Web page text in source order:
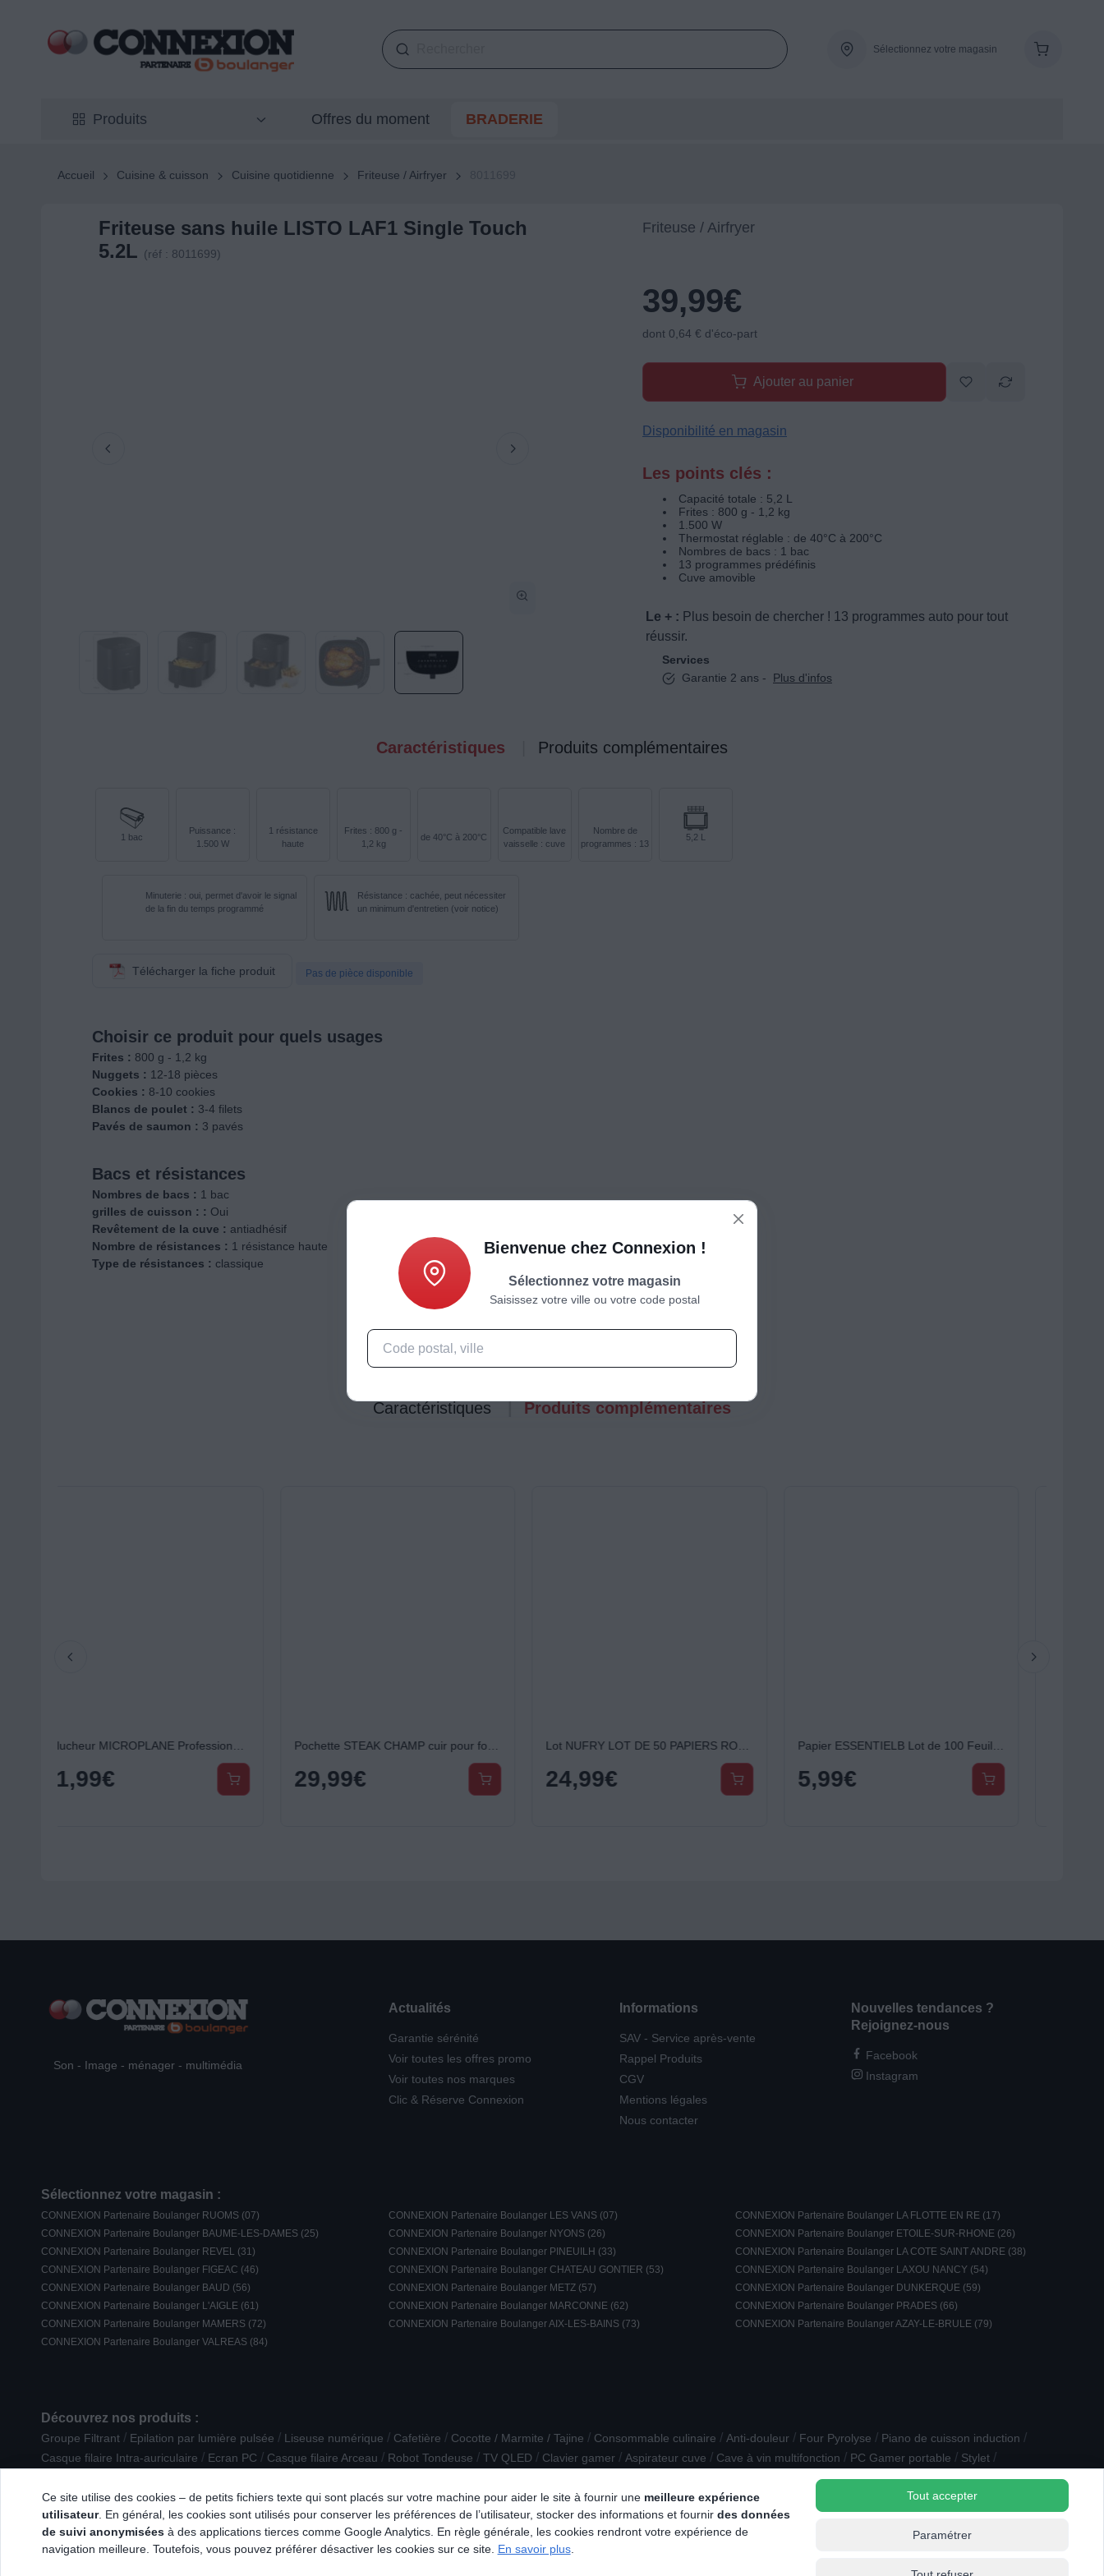
Sélectionnez votre magasin
Produits Offres du moment BRADERIE
Accueil Cuisine & cuisson Cuisine quotidienne Friteuse / Airfryer
Friteuse sans huile LISTO LAF1 Single Touch
5.2L (réf : 8011699)
Friteuse / Airfryer
39,99€
dont 0,64 € d'éco-part
Ajouter au panier
Disponibilité en magasin
Les points clés :
Capacité totale : 5,2 L
Frites : 800 g - 1,2 kg
1.500 W
Thermostat réglable : de 40°C à 200°C
Nombres de bacs : 1 bac
13 programmes prédéfinis
Cuve amovible
Le + : Plus besoin de chercher ! 13 programmes auto pour tout
réussir.
Services
Garantie 2 ans -
Plus d'infos
Caractéristiques Produits complémentaires
1 bac
Puissance :
1.500 W
1 résistance
haute
Frites : 800 g -
1,2 kg
de 40°C à 200°C
Compatible lave
vaisselle : cuve
Nombre de
programmes : 13
5,2 L
Minuterie : oui, permet d'avoir le signal
de la fin du temps programmé
Résistance : cachée, peut nécessiter
un minimum d'entretien (voir notice)
Télécharger la fiche produit Pas de pièce disponible
Choisir ce produit pour quels usages
Frites : 800 g - 1,2 kg
Nuggets : 12-18 pièces
Cookies : 8-10 cookies
Blancs de poulet : 3-4 filets
Pavés de saumon : 3 pavés
Bacs et résistances
Nombres de bacs : 1 bac
grilles de cuisson : : Oui
Revêtement de la cuve : antiadhésif
Nombre de résistances : 1 résistance haute
Type de résistances : classique
Caractéristiques Produits complémentaires
29,99 24,99 5,99 19,99
Ce site utilise des cookies – de petits fichiers texte qui sont placés sur votre machine pour aider le site à fournir une meilleure expérience
utilisateur. En général, les cookies sont utilisés pour conserver les préférences de l’utilisateur, stocker des informations et fournir des données
de suivi anonymiséesà des applications tierces comme Google Analytics. En règle générale, les cookies rendront votre expérience de
navigation meilleure. Toutefois, vous pouvez préférer désactiver les cookies sur ce site. En savoir plus.
Tout accepter
Paramétrer
Son - Image - ménager - multimédia
Actualités
Garantie sérénité
Voir toutes les offres promo
Voir toutes nos marques
Clic & Réserve Connexion
Informations
SAV - Service après-vente
Rappel Produits
CGV
Mentions légales
Nous contacter
Nouvelles tendances ?
Rejoignez-nous
Facebook
Instagram
Sélectionnez votre magasin :
CONNEXION Partenaire Boulanger RUOMS (07) CONNEXION Partenaire Boulanger LES VANS (07)
CONNEXION Partenaire Boulanger LA FLOTTE EN RE (17)
CONNEXION Partenaire Boulanger BAUME-LES-DAMES (25)
CONNEXION Partenaire Boulanger NYONS (26)
CONNEXION Partenaire Boulanger ETOILE-SUR-RHONE (26)
CONNEXION Partenaire Boulanger REVEL (31)
CONNEXION Partenaire Boulanger PINEUILH (33)
CONNEXION Partenaire Boulanger LA COTE SAINT ANDRE (38)
CONNEXION Partenaire Boulanger FIGEAC (46)
CONNEXION Partenaire Boulanger CHATEAU GONTIER (53)
CONNEXION Partenaire Boulanger LAXOU NANCY (54)
CONNEXION Partenaire Boulanger BAUD (56)
CONNEXION Partenaire Boulanger METZ (57)
CONNEXION Partenaire Boulanger DUNKERQUE (59)
CONNEXION Partenaire Boulanger L'AIGLE (61)
CONNEXION Partenaire Boulanger MARCONNE (62)
CONNEXION Partenaire Boulanger PRADES (66)
CONNEXION Partenaire Boulanger MAMERS (72)
CONNEXION Partenaire Boulanger AIX-LES-BAINS (73)
CONNEXION Partenaire Boulanger AZAY-LE-BRULE (79)
CONNEXION Partenaire Boulanger VALREAS (84)
Découvrez nos produits :
Groupe Filtrant / Epilation par lumière pulsée / Liseuse numérique / Cafetière / Cocotte / Marmite / Tajine / Consommable culinaire / Anti-douleur / Four Pyrolyse / Piano de cuisson induction /
Casque filaire Intra-auriculaire / Ecran PC / Casque filaire Arceau / Robot Tondeuse / TV QLED / Clavier gamer / Aspirateur cuve / Cave à vin multifonction / PC Gamer portable / Stylet /
Micro-ondes combiné
Bienvenue chez Connexion !
Sélectionnez votre magasin
Saisissez votre ville ou votre code postal